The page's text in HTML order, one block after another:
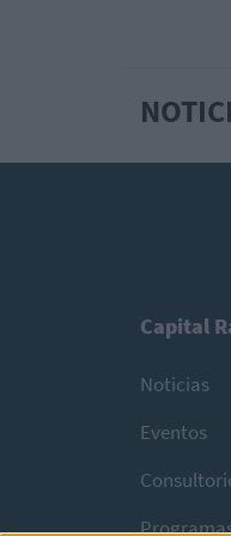
Capital
Noticias
Eventos